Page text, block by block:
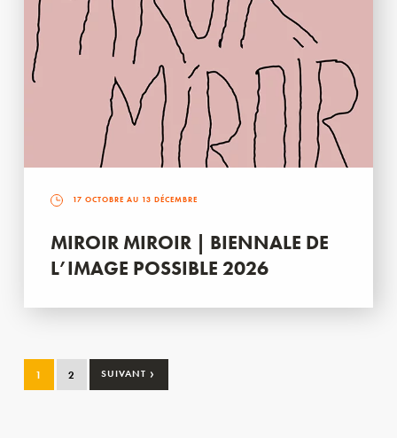
17 OCTOBRE AU 13 DÉCEMBRE
MIROIR MIROIR | BIENNALE DE
L’IMAGE POSSIBLE 2026
1 2 SUIVANT ›